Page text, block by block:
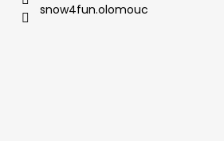
snow4fun.olomouc